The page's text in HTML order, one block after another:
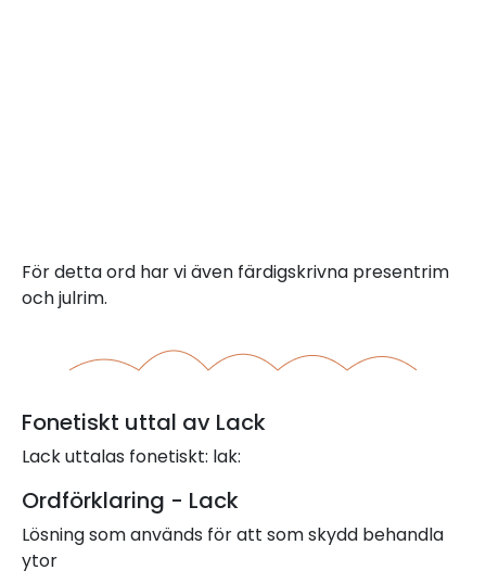
För detta ord har vi även färdigskrivna presentrim
och julrim.
Fonetiskt uttal av Lack
Lack uttalas fonetiskt: lak:
Ordförklaring - Lack
Lösning som används för att som skydd behandla
ytor